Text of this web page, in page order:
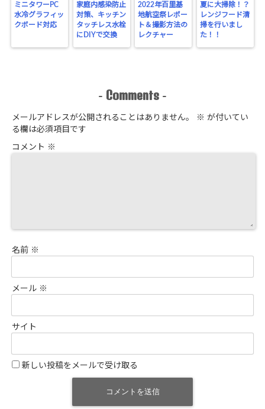
ミニタワーPC
水冷グラフィッ
クボード対応
家庭内感染防止
対策、キッチン
タッチレス水栓
にDIYで交換
2022年百里基
地航空祭レポー
ト＆撮影方法の
レクチャー
夏に大掃除！？
レンジフード清
掃を行いまし
た！！
- Comments -
メールアドレスが公開されることはありません。 ※ が付いてい
る欄は必須項目です
コメント ※
名前 ※
メール ※
サイト
新しい投稿をメールで受け取る